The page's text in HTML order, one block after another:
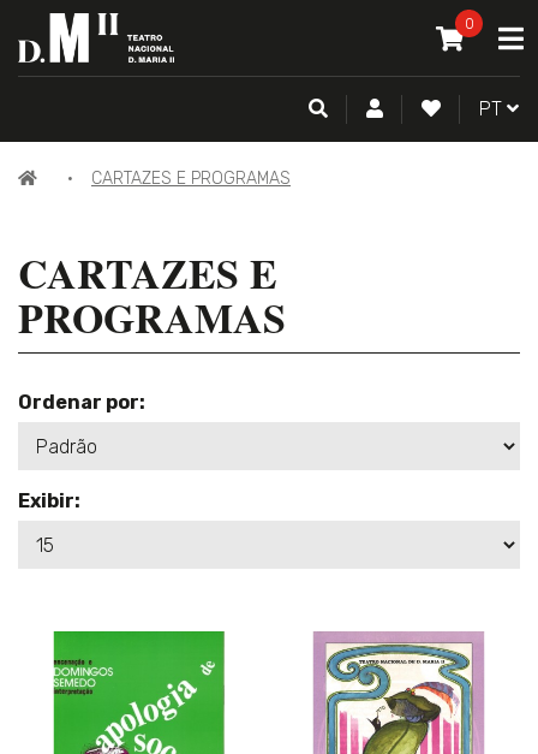
0
O MEU
ITEM(S) -
PESQUISACONTA DEFAZER
PT
PÁGINA CARTAZES E PROGRAMAS
CARTAZES E
PROGRAMAS
Ordenar por:
Exibir: